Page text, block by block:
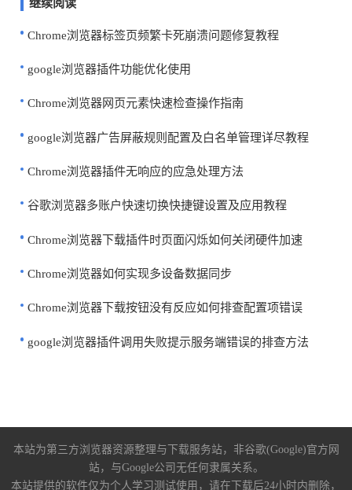
继续阅读
Chrome浏览器标签页频繁卡死崩溃问题修复教程
google浏览器插件功能优化使用
Chrome浏览器网页元素快速检查操作指南
google浏览器广告屏蔽规则配置及白名单管理详尽教程
Chrome浏览器插件无响应的应急处理方法
谷歌浏览器多账户快速切换快捷键设置及应用教程
Chrome浏览器下载插件时页面闪烁如何关闭硬件加速
Chrome浏览器如何实现多设备数据同步
Chrome浏览器下载按钮没有反应如何排查配置项错误
google浏览器插件调用失败提示服务端错误的排查方法
本站为第三方浏览器资源整理与下载服务站，非谷歌(Google)官方网
站，与Google公司无任何隶属关系。
本站提供的软件仅为个人学习测试使用，请在下载后24小时内删除，